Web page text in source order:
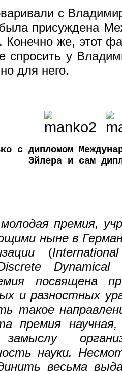
с
присуждена
же, этот
спросить у
для него.
с дипломом
Эйлера и сам
премия,
ныне в
(
Dynamical
посвящена
и разностных
такое
премия
науки.
весьма